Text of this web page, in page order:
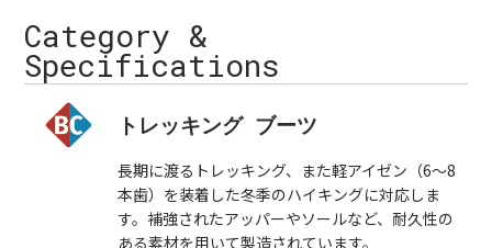
Category &
Specifications
トレッキング ブーツ
長期に渡るトレッキング、また軽アイゼン（6～8
本歯）を装着した冬季のハイキングに対応しま
す。補強されたアッパーやソールなど、耐久性の
ある素材を用いて製造されています。